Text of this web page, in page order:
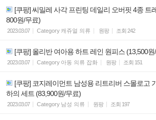
[쿠팡] 씨밀레 사각 프린팅 데일리 오버핏 4종 트
800원/무료)
2023.03.07 Category 캐쥬얼 의류 원팡 조회 242
[쿠팡] 올리반 여아용 하트 레인 원피스 (13,500
2023.03.07 Category 아동 의류 잡화 원팡 조회 151
[쿠팡] 코지레이먼트 남성용 리트리버 스몰로고
하의 세트 (83,900원/무료)
2023.03.07 Category 남성 의류 원팡 조회 197